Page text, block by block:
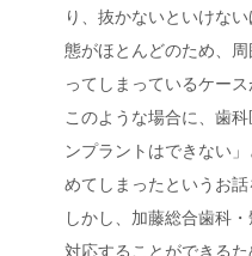
り、抜かないといけな
態がほとんどのため、
ってしまっているケース
このような場合に、歯
ンプラントはできない
めてしまったというお話
しかし、加藤総合歯科
対応することができる